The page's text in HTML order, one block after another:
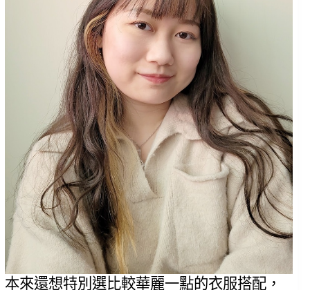
本來還想特別選比較華麗一點的衣服搭配，